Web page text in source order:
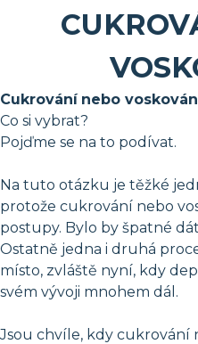
Cukrování nebo
Co si vybrat?
Pojďme se na to podívat.
Na tuto otázku je těžké
protože cukrování nebo
postupy. Bylo by špatné
Ostatně jedna i druhá
místo, zvláště nyní, kdy
svém vývoji mnohem dál.
Jsou chvíle, kdy cukrování